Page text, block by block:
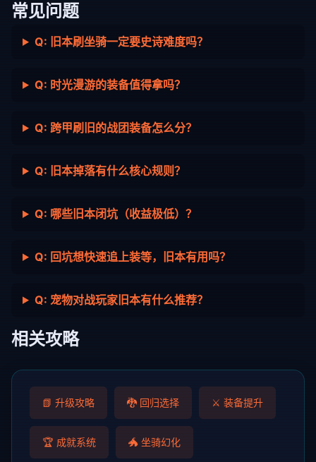
常见问题
Q: 旧本刷坐骑一定要史诗难度吗？
Q: 时光漫游的装备值得拿吗？
Q: 跨甲刷旧的战团装备怎么分？
Q: 旧本掉落有什么核心规则？
Q: 哪些旧本闭坑（收益极低）？
Q: 回坑想快速追上装等，旧本有用吗？
Q: 宠物对战玩家旧本有什么推荐？
相关攻略
📗 升级攻略 🐉 回归选择 ⚔️ 装备提升
🏆 成就系统 🐲 坐骑幻化